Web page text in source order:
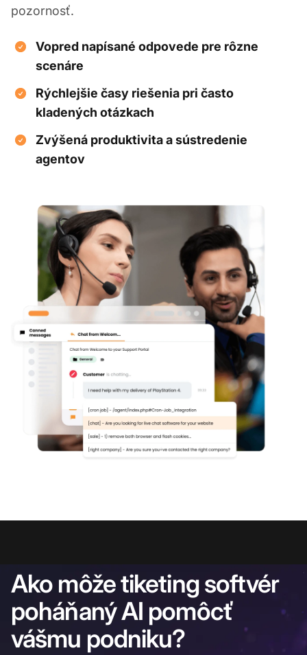
pozornosť.
Vopred napísané odpovede pre rôzne
scenáre
Rýchlejšie časy riešenia pri často
kladených otázkach
Zvýšená produktivita a sústredenie
agentov
Ako môže tiketing softvér
poháňaný AI pomôcť
vášmu podniku?